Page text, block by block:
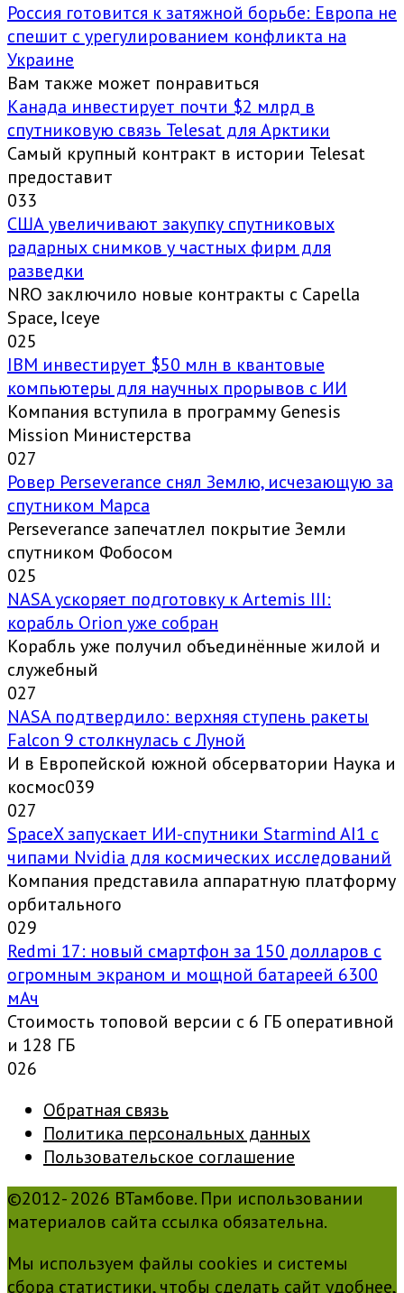
Россия готовится к затяжной борьбе: Европа не
спешит с урегулированием конфликта на
Украине
Вам также может понравиться
Канада инвестирует почти $2 млрд в
спутниковую связь Telesat для Арктики
Самый крупный контракт в истории Telesat
предоставит
033
США увеличивают закупку спутниковых
радарных снимков у частных фирм для
разведки
NRO заключило новые контракты с Capella
Space, Iceye
025
IBM инвестирует $50 млн в квантовые
компьютеры для научных прорывов с ИИ
Компания вступила в программу Genesis
Mission Министерства
027
Ровер Perseverance снял Землю, исчезающую за
спутником Марса
Perseverance запечатлел покрытие Земли
спутником Фобосом
025
NASA ускоряет подготовку к Artemis III:
корабль Orion уже собран
Корабль уже получил объединённые жилой и
служебный
027
NASA подтвердило: верхняя ступень ракеты
Falcon 9 столкнулась с Луной
И в Европейской южной обсерватории Наука и
космос039
027
SpaceX запускает ИИ-спутники Starmind AI1 с
чипами Nvidia для космических исследований
Компания представила аппаратную платформу
орбитального
029
Redmi 17: новый смартфон за 150 долларов с
огромным экраном и мощной батареей 6300
мАч
Стоимость топовой версии с 6 ГБ оперативной
и 128 ГБ
026
Обратная связь
Политика персональных данных
Пользовательское соглашение
©2012- 2026 ВТамбове. При использовании
материалов сайта ссылка обязательна.
Мы используем файлы cookies и системы
сбора статистики, чтобы сделать сайт удобнее,